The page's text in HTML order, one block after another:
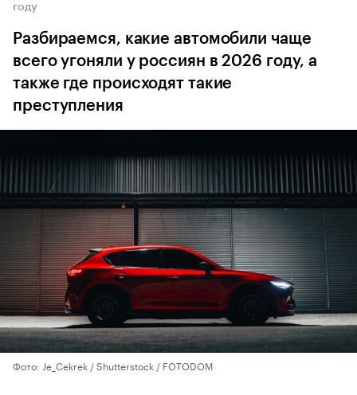
году
Разбираемся, какие автомобили чаще
всего угоняли у россиян в 2026 году, а
также где происходят такие
преступления
Фото: Je_Cekrek / Shutterstock / FOTODOM